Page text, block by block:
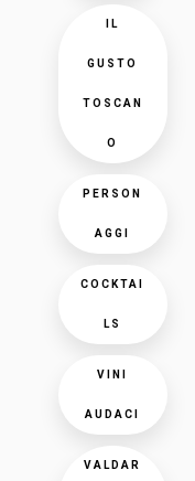
IL
GUSTO
TOSCAN
O
PERSON
AGGI
COCKTAI
LS
VINI
AUDACI
VALDAR